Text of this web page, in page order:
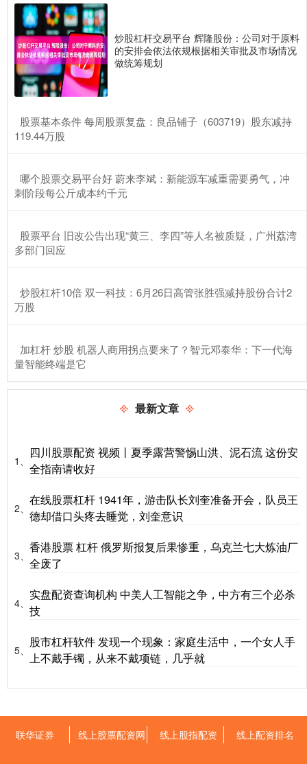
炒股杠杆交易平台 辉隆股份：公司对于原料
的安排会依法依规根据相关审批及市场情况
做统筹规划
​股票基本条件 每周股票复盘：良品铺子（603719）股东减持
119.44万股
​哪个股票交易平台好 蔚来李斌：新能源车减重需要勇气，冲
刺阶段每公斤成本约千元
​股票平台 旧改公告出现“黄三、李四”等人名被质疑，广州荔湾
多部门回应
​炒股杠杆10倍 双一科技：6月26日高管张胜强减持股份合计2
万股
​加杠杆 炒股 机器人商用拐点要来了？智元邓泰华：下一代海
量智能终端是它
最新文章
1、
四川股票配资 视频丨夏季露营警惕山洪、泥石流 这份安
全指南请收好
2、
在线股票杠杆 1941年，游击队长刘奎准备开会，队员王
德却借口头疼去睡觉，刘奎意识
3、
香港股票 杠杆 俄罗斯报复后果惨重，乌克兰七大炼油厂
全废了
4、
实盘配资查询机构 中美人工智能之争，中方有三个必杀
技
5、
股市杠杆软件 发现一个现象：家庭生活中，一个女人手
上不戴手镯，从来不戴项链，几乎就
联华证券 线上股票配资网 线上股指配资 线上配资排名